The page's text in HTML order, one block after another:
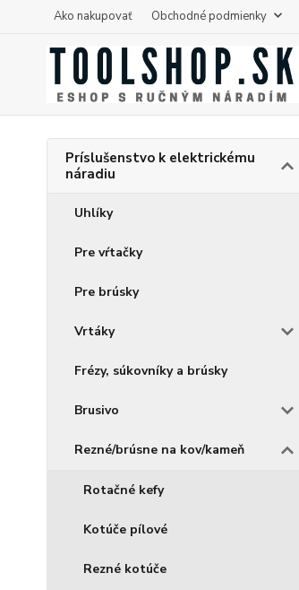
Ako nakupovať Obchodné podmienky
Príslušenstvo k elektrickému
náradiu
Uhlíky
Pre vŕtačky
Pre brúsky
Vrtáky
Frézy, súkovníky a brúsky
Brusivo
Rezné/brúsne na kov/kameň
Rotačné kefy
Kotúče pílové
Rezné kotúče